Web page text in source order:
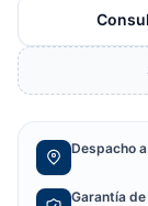
Despacho
Garantía